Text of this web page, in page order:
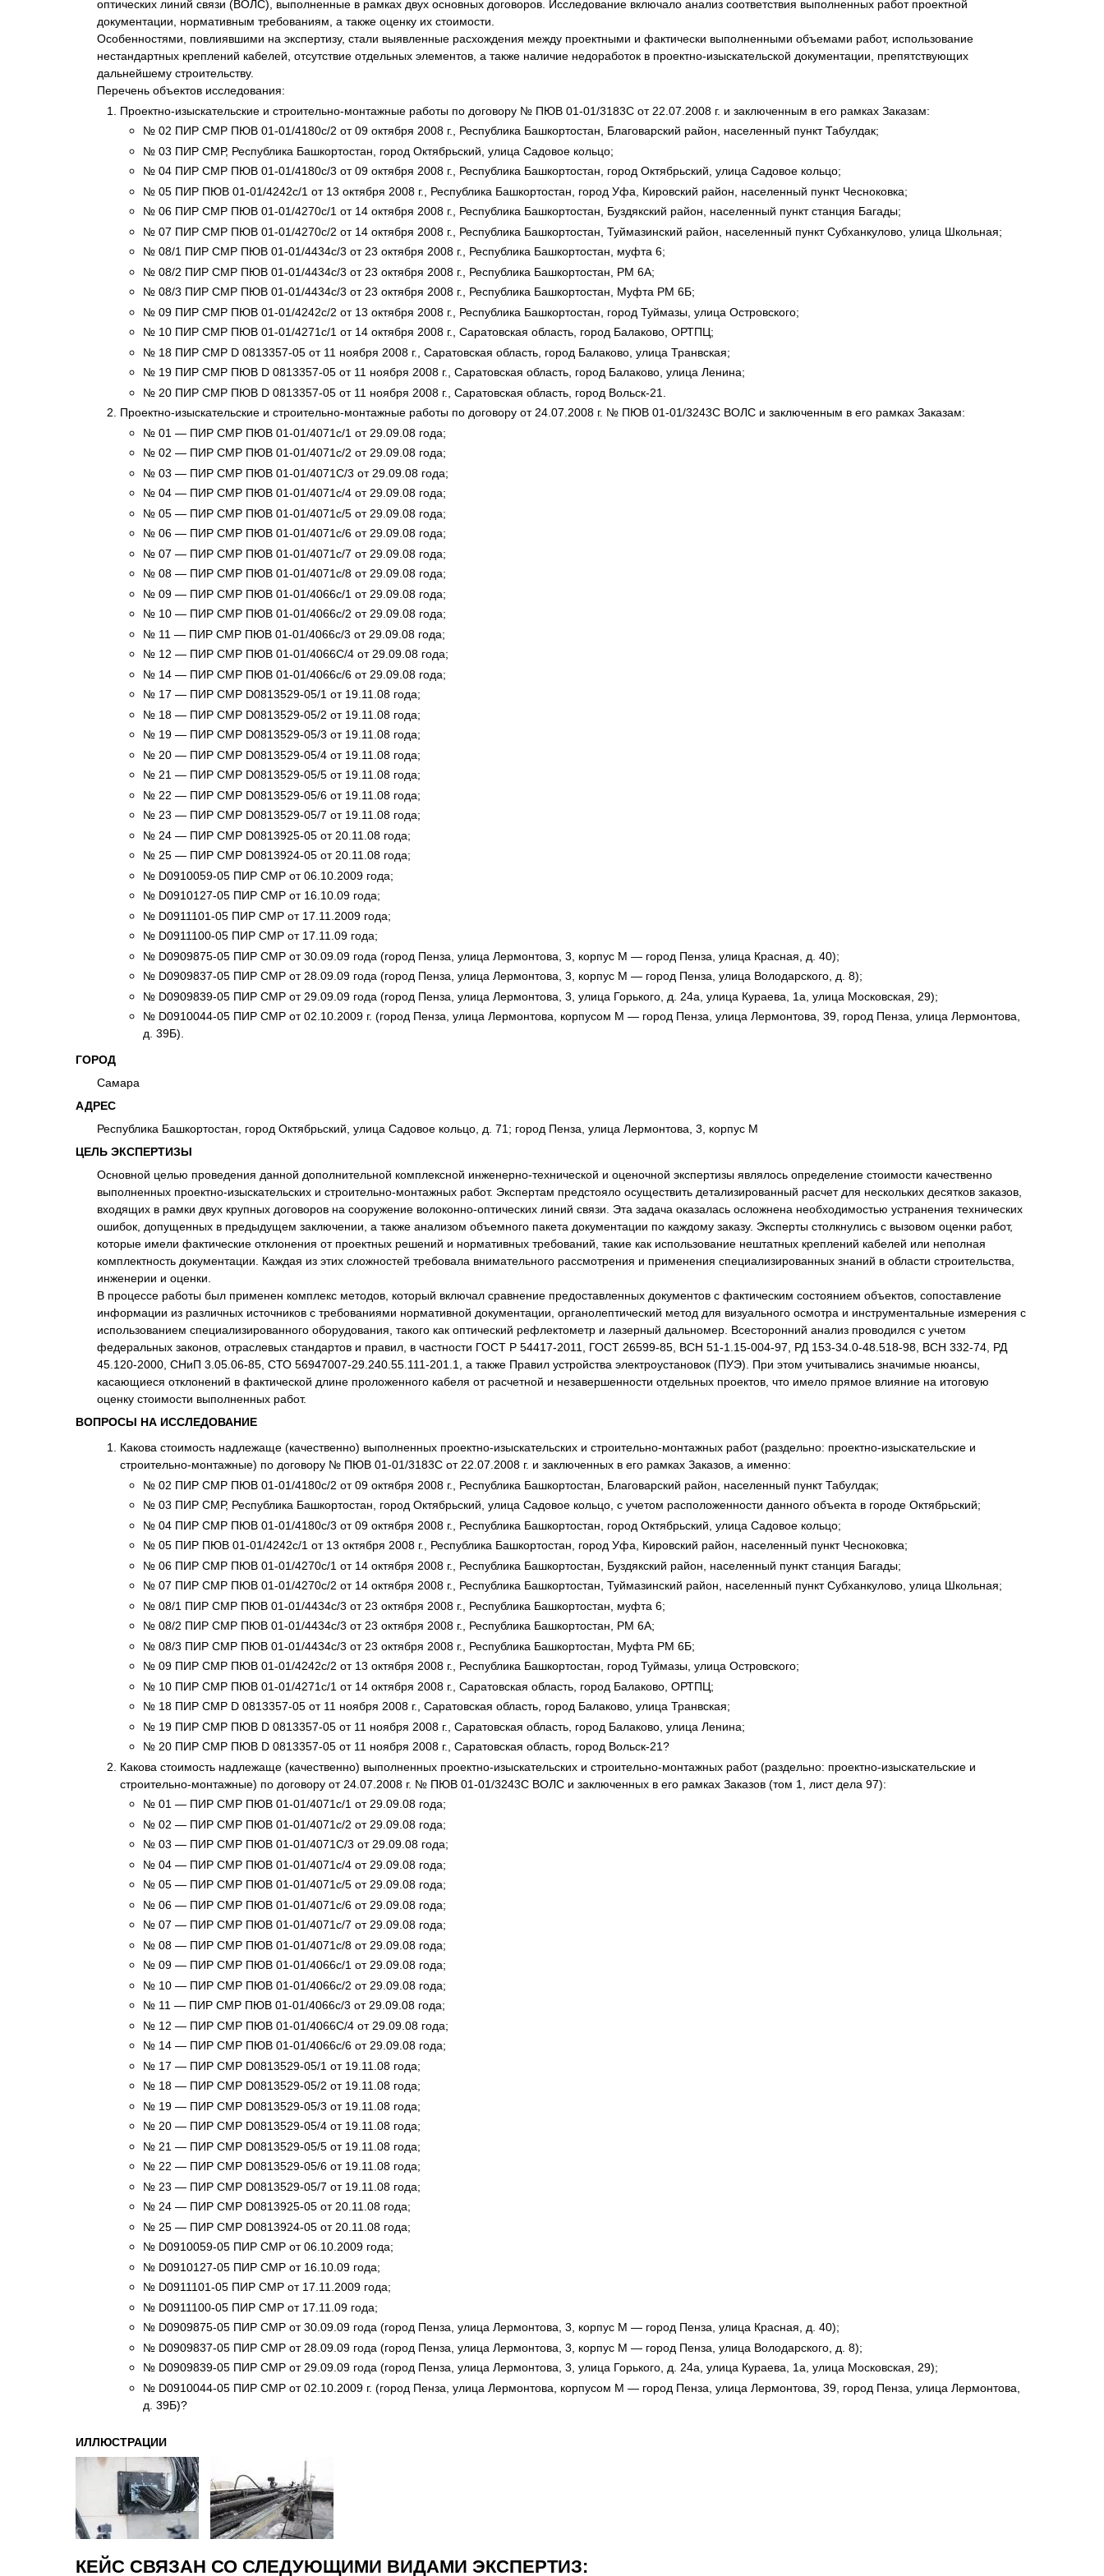
Психиатрическая экспертиза
Психологическая экспертиза
Рецензия на экспертное заключение
Строительная экспертиза
Фоноскопическая экспертиза
Химическая экспертиза
оптических линий связи (ВОЛС), выполненные в рамках двух основных договоров. Исследование включало анализ соответствия выполненных работ проектной
документации, нормативным требованиям, а также оценку их стоимости.
Особенностями, повлиявшими на экспертизу, стали выявленные расхождения между проектными и фактически выполненными объемами работ, использование
нестандартных креплений кабелей, отсутствие отдельных элементов, а также наличие недоработок в проектно-изыскательской документации, препятствующих
дальнейшему строительству.
Перечень объектов исследования:
Проектно-изыскательские и строительно-монтажные работы по договору № ПЮВ 01-01/3183С от 22.07.2008 г. и заключенным в его рамках Заказам:
№ 02 ПИР СМР ПЮВ 01-01/4180с/2 от 09 октября 2008 г., Республика Башкортостан, Благоварский район, населенный пункт Табулдак;
№ 03 ПИР СМР, Республика Башкортостан, город Октябрьский, улица Садовое кольцо;
№ 04 ПИР СМР ПЮВ 01-01/4180с/3 от 09 октября 2008 г., Республика Башкортостан, город Октябрьский, улица Садовое кольцо;
№ 05 ПИР ПЮВ 01-01/4242с/1 от 13 октября 2008 г., Республика Башкортостан, город Уфа, Кировский район, населенный пункт Чесноковка;
№ 06 ПИР СМР ПЮВ 01-01/4270с/1 от 14 октября 2008 г., Республика Башкортостан, Буздякский район, населенный пункт станция Багады;
№ 07 ПИР СМР ПЮВ 01-01/4270с/2 от 14 октября 2008 г., Республика Башкортостан, Туймазинский район, населенный пункт Субханкулово, улица Школьная;
№ 08/1 ПИР СМР ПЮВ 01-01/4434с/3 от 23 октября 2008 г., Республика Башкортостан, муфта 6;
№ 08/2 ПИР СМР ПЮВ 01-01/4434с/3 от 23 октября 2008 г., Республика Башкортостан, РМ 6А;
№ 08/3 ПИР СМР ПЮВ 01-01/4434с/3 от 23 октября 2008 г., Республика Башкортостан, Муфта РМ 6Б;
№ 09 ПИР СМР ПЮВ 01-01/4242с/2 от 13 октября 2008 г., Республика Башкортостан, город Туймазы, улица Островского;
№ 10 ПИР СМР ПЮВ 01-01/4271с/1 от 14 октября 2008 г., Саратовская область, город Балаково, ОРТПЦ;
№ 18 ПИР СМР D 0813357-05 от 11 ноября 2008 г., Саратовская область, город Балаково, улица Транвская;
№ 19 ПИР СМР ПЮВ D 0813357-05 от 11 ноября 2008 г., Саратовская область, город Балаково, улица Ленина;
№ 20 ПИР СМР ПЮВ D 0813357-05 от 11 ноября 2008 г., Саратовская область, город Вольск-21.
Проектно-изыскательские и строительно-монтажные работы по договору от 24.07.2008 г. № ПЮВ 01-01/3243С ВОЛС и заключенным в его рамках Заказам:
№ 01 — ПИР СМР ПЮВ 01-01/4071с/1 от 29.09.08 года;
№ 02 — ПИР СМР ПЮВ 01-01/4071с/2 от 29.09.08 года;
№ 03 — ПИР СМР ПЮВ 01-01/4071С/3 от 29.09.08 года;
№ 04 — ПИР СМР ПЮВ 01-01/4071с/4 от 29.09.08 года;
№ 05 — ПИР СМР ПЮВ 01-01/4071с/5 от 29.09.08 года;
№ 06 — ПИР СМР ПЮВ 01-01/4071с/6 от 29.09.08 года;
№ 07 — ПИР СМР ПЮВ 01-01/4071с/7 от 29.09.08 года;
№ 08 — ПИР СМР ПЮВ 01-01/4071с/8 от 29.09.08 года;
№ 09 — ПИР СМР ПЮВ 01-01/4066с/1 от 29.09.08 года;
№ 10 — ПИР СМР ПЮВ 01-01/4066с/2 от 29.09.08 года;
№ 11 — ПИР СМР ПЮВ 01-01/4066с/3 от 29.09.08 года;
№ 12 — ПИР СМР ПЮВ 01-01/4066С/4 от 29.09.08 года;
№ 14 — ПИР СМР ПЮВ 01-01/4066с/6 от 29.09.08 года;
№ 17 — ПИР СМР D0813529-05/1 от 19.11.08 года;
№ 18 — ПИР СМР D0813529-05/2 от 19.11.08 года;
№ 19 — ПИР СМР D0813529-05/3 от 19.11.08 года;
№ 20 — ПИР СМР D0813529-05/4 от 19.11.08 года;
№ 21 — ПИР СМР D0813529-05/5 от 19.11.08 года;
№ 22 — ПИР СМР D0813529-05/6 от 19.11.08 года;
№ 23 — ПИР СМР D0813529-05/7 от 19.11.08 года;
№ 24 — ПИР СМР D0813925-05 от 20.11.08 года;
№ 25 — ПИР СМР D0813924-05 от 20.11.08 года;
№ D0910059-05 ПИР СМР от 06.10.2009 года;
№ D0910127-05 ПИР СМР от 16.10.09 года;
№ D0911101-05 ПИР СМР от 17.11.2009 года;
№ D0911100-05 ПИР СМР от 17.11.09 года;
№ D0909875-05 ПИР СМР от 30.09.09 года (город Пенза, улица Лермонтова, 3, корпус М — город Пенза, улица Красная, д. 40);
№ D0909837-05 ПИР СМР от 28.09.09 года (город Пенза, улица Лермонтова, 3, корпус М — город Пенза, улица Володарского, д. 8);
№ D0909839-05 ПИР СМР от 29.09.09 года (город Пенза, улица Лермонтова, 3, улица Горького, д. 24а, улица Кураева, 1а, улица Московская, 29);
№ D0910044-05 ПИР СМР от 02.10.2009 г. (город Пенза, улица Лермонтова, корпусом М — город Пенза, улица Лермонтова, 39, город Пенза, улица Лермонтова,
д. 39Б).
ГОРОД
Самара
АДРЕС
Республика Башкортостан, город Октябрьский, улица Садовое кольцо, д. 71; город Пенза, улица Лермонтова, 3, корпус М
ЦЕЛЬ ЭКСПЕРТИЗЫ
Основной целью проведения данной дополнительной комплексной инженерно-технической и оценочной экспертизы являлось определение стоимости качественно
выполненных проектно-изыскательских и строительно-монтажных работ. Экспертам предстояло осуществить детализированный расчет для нескольких десятков заказов,
входящих в рамки двух крупных договоров на сооружение волоконно-оптических линий связи. Эта задача оказалась осложнена необходимостью устранения технических
ошибок, допущенных в предыдущем заключении, а также анализом объемного пакета документации по каждому заказу. Эксперты столкнулись с вызовом оценки работ,
которые имели фактические отклонения от проектных решений и нормативных требований, такие как использование нештатных креплений кабелей или неполная
комплектность документации. Каждая из этих сложностей требовала внимательного рассмотрения и применения специализированных знаний в области строительства,
инженерии и оценки.
В процессе работы был применен комплекс методов, который включал сравнение предоставленных документов с фактическим состоянием объектов, сопоставление
информации из различных источников с требованиями нормативной документации, органолептический метод для визуального осмотра и инструментальные измерения с
использованием специализированного оборудования, такого как оптический рефлектометр и лазерный дальномер. Всесторонний анализ проводился с учетом
федеральных законов, отраслевых стандартов и правил, в частности ГОСТ Р 54417-2011, ГОСТ 26599-85, ВСН 51-1.15-004-97, РД 153-34.0-48.518-98, ВСН 332-74, РД
45.120-2000, СНиП 3.05.06-85, СТО 56947007-29.240.55.111-201.1, а также Правил устройства электроустановок (ПУЭ). При этом учитывались значимые нюансы,
касающиеся отклонений в фактической длине проложенного кабеля от расчетной и незавершенности отдельных проектов, что имело прямое влияние на итоговую
оценку стоимости выполненных работ.
ВОПРОСЫ НА ИССЛЕДОВАНИЕ
Какова стоимость надлежаще (качественно) выполненных проектно-изыскательских и строительно-монтажных работ (раздельно: проектно-изыскательские и
строительно-монтажные) по договору № ПЮВ 01-01/3183С от 22.07.2008 г. и заключенных в его рамках Заказов, а именно:
№ 02 ПИР СМР ПЮВ 01-01/4180с/2 от 09 октября 2008 г., Республика Башкортостан, Благоварский район, населенный пункт Табулдак;
№ 03 ПИР СМР, Республика Башкортостан, город Октябрьский, улица Садовое кольцо, с учетом расположенности данного объекта в городе Октябрьский;
№ 04 ПИР СМР ПЮВ 01-01/4180с/3 от 09 октября 2008 г., Республика Башкортостан, город Октябрьский, улица Садовое кольцо;
№ 05 ПИР ПЮВ 01-01/4242с/1 от 13 октября 2008 г., Республика Башкортостан, город Уфа, Кировский район, населенный пункт Чесноковка;
№ 06 ПИР СМР ПЮВ 01-01/4270с/1 от 14 октября 2008 г., Республика Башкортостан, Буздякский район, населенный пункт станция Багады;
№ 07 ПИР СМР ПЮВ 01-01/4270с/2 от 14 октября 2008 г., Республика Башкортостан, Туймазинский район, населенный пункт Субханкулово, улица Школьная;
№ 08/1 ПИР СМР ПЮВ 01-01/4434с/3 от 23 октября 2008 г., Республика Башкортостан, муфта 6;
№ 08/2 ПИР СМР ПЮВ 01-01/4434с/3 от 23 октября 2008 г., Республика Башкортостан, РМ 6А;
№ 08/3 ПИР СМР ПЮВ 01-01/4434с/3 от 23 октября 2008 г., Республика Башкортостан, Муфта РМ 6Б;
№ 09 ПИР СМР ПЮВ 01-01/4242с/2 от 13 октября 2008 г., Республика Башкортостан, город Туймазы, улица Островского;
№ 10 ПИР СМР ПЮВ 01-01/4271с/1 от 14 октября 2008 г., Саратовская область, город Балаково, ОРТПЦ;
№ 18 ПИР СМР D 0813357-05 от 11 ноября 2008 г., Саратовская область, город Балаково, улица Транвская;
№ 19 ПИР СМР ПЮВ D 0813357-05 от 11 ноября 2008 г., Саратовская область, город Балаково, улица Ленина;
№ 20 ПИР СМР ПЮВ D 0813357-05 от 11 ноября 2008 г., Саратовская область, город Вольск-21?
Какова стоимость надлежаще (качественно) выполненных проектно-изыскательских и строительно-монтажных работ (раздельно: проектно-изыскательские и
строительно-монтажные) по договору от 24.07.2008 г. № ПЮВ 01-01/3243С ВОЛС и заключенных в его рамках Заказов (том 1, лист дела 97):
№ 01 — ПИР СМР ПЮВ 01-01/4071с/1 от 29.09.08 года;
№ 02 — ПИР СМР ПЮВ 01-01/4071с/2 от 29.09.08 года;
№ 03 — ПИР СМР ПЮВ 01-01/4071С/3 от 29.09.08 года;
№ 04 — ПИР СМР ПЮВ 01-01/4071с/4 от 29.09.08 года;
№ 05 — ПИР СМР ПЮВ 01-01/4071с/5 от 29.09.08 года;
№ 06 — ПИР СМР ПЮВ 01-01/4071с/6 от 29.09.08 года;
№ 07 — ПИР СМР ПЮВ 01-01/4071с/7 от 29.09.08 года;
№ 08 — ПИР СМР ПЮВ 01-01/4071с/8 от 29.09.08 года;
№ 09 — ПИР СМР ПЮВ 01-01/4066с/1 от 29.09.08 года;
№ 10 — ПИР СМР ПЮВ 01-01/4066с/2 от 29.09.08 года;
№ 11 — ПИР СМР ПЮВ 01-01/4066с/3 от 29.09.08 года;
№ 12 — ПИР СМР ПЮВ 01-01/4066С/4 от 29.09.08 года;
№ 14 — ПИР СМР ПЮВ 01-01/4066с/6 от 29.09.08 года;
№ 17 — ПИР СМР D0813529-05/1 от 19.11.08 года;
№ 18 — ПИР СМР D0813529-05/2 от 19.11.08 года;
№ 19 — ПИР СМР D0813529-05/3 от 19.11.08 года;
№ 20 — ПИР СМР D0813529-05/4 от 19.11.08 года;
№ 21 — ПИР СМР D0813529-05/5 от 19.11.08 года;
№ 22 — ПИР СМР D0813529-05/6 от 19.11.08 года;
№ 23 — ПИР СМР D0813529-05/7 от 19.11.08 года;
№ 24 — ПИР СМР D0813925-05 от 20.11.08 года;
№ 25 — ПИР СМР D0813924-05 от 20.11.08 года;
№ D0910059-05 ПИР СМР от 06.10.2009 года;
№ D0910127-05 ПИР СМР от 16.10.09 года;
№ D0911101-05 ПИР СМР от 17.11.2009 года;
№ D0911100-05 ПИР СМР от 17.11.09 года;
№ D0909875-05 ПИР СМР от 30.09.09 года (город Пенза, улица Лермонтова, 3, корпус М — город Пенза, улица Красная, д. 40);
№ D0909837-05 ПИР СМР от 28.09.09 года (город Пенза, улица Лермонтова, 3, корпус М — город Пенза, улица Володарского, д. 8);
№ D0909839-05 ПИР СМР от 29.09.09 года (город Пенза, улица Лермонтова, 3, улица Горького, д. 24а, улица Кураева, 1а, улица Московская, 29);
№ D0910044-05 ПИР СМР от 02.10.2009 г. (город Пенза, улица Лермонтова, корпусом М — город Пенза, улица Лермонтова, 39, город Пенза, улица Лермонтова,
д. 39Б)?
ИЛЛЮСТРАЦИИ
КЕЙС СВЯЗАН СО СЛЕДУЮЩИМИ ВИДАМИ ЭКСПЕРТИЗ: